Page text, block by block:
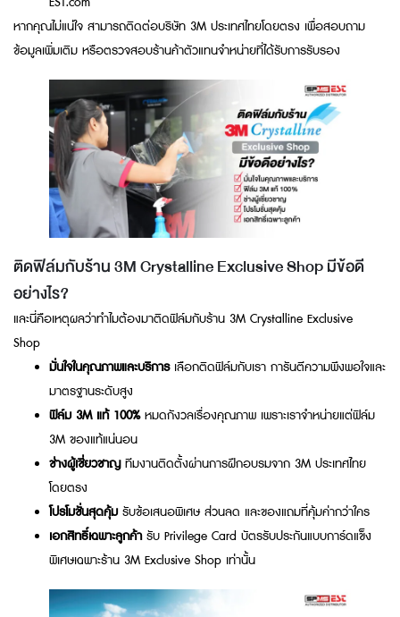
หากคุณไม่แน่ใจ สามารถติดต่อบริษัท 3M ประเทศไทยโดยตรง เพื่อสอบถาม
ข้อมูลเพิ่มเติม หรือตรวจสอบร้านค้าตัวแทนจำหน่ายที่ได้รับการรับรอง
ติดฟิล์มกับร้าน 3M Crystalline Exclusive Shop มีข้อดี
อย่างไร?
และนี่คือเหตุผลว่าทำไมต้องมาติดฟิล์มกับร้าน 3M Crystalline Exclusive
Shop
มั่นใจในคุณภาพและบริการเลือกติดฟิล์มกับเรา การันตีความพึงพอใจและ
มาตรฐานระดับสูง
ฟิล์ม 3M แท้ 100%หมดกังวลเรื่องคุณภาพ เพราะเราจำหน่ายแต่ฟิล์ม
3M ของแท้แน่นอน
ช่างผู้เชี่ยวชาญทีมงานติดตั้งผ่านการฝึกอบรมจาก 3M ประเทศไทย
โดยตรง
โปรโมชั่นสุดคุ้มรับข้อเสนอพิเศษ ส่วนลด และของแถมที่คุ้มค่ากว่าใคร
เอกสิทธิ์เฉพาะลูกค้ารับ Privilege Card บัตรรับประกันแบบการ์ดแข็ง
พิเศษเฉพาะร้าน 3M Exclusive Shop เท่านั้น